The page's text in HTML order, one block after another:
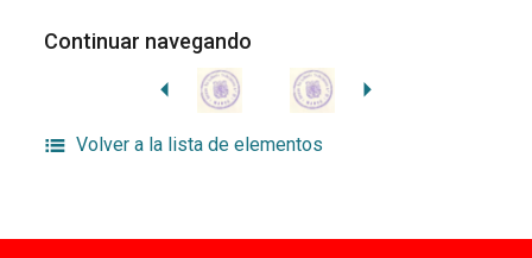
Continuar navegando
Volver a la lista de elementos